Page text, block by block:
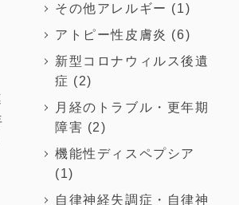
その他アレルギー (1)
アトピー性皮膚炎 (6)
新型コロナウィルス後遺
症 (2)
月経のトラブル・更年期
障害 (2)
機能性ディスペプシア
(1)
自律神経失調症・自律神